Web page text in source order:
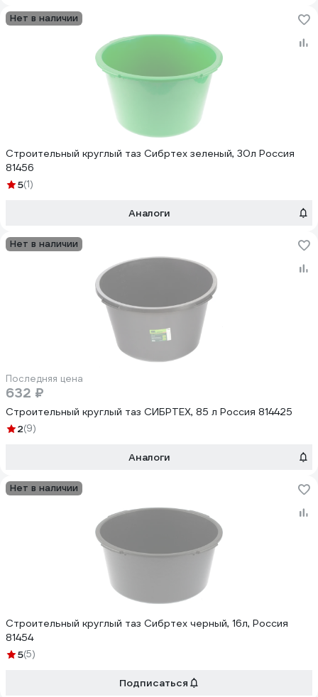
Нет в наличии
Строительный круглый таз Сибртех зеленый, 30л Россия
81456
5(1)
Аналоги
Нет в наличии
Последняя цена
632 ₽
Строительный круглый таз СИБРТЕХ, 85 л Россия 814425
2(9)
Аналоги
Нет в наличии
Строительный круглый таз Сибртех черный, 16л, Россия
81454
5(5)
Подписаться